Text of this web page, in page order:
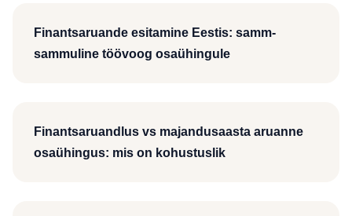
Finantsaruande esitamine Eestis: samm-
sammuline töövoog osaühingule
Finantsaruandlus vs majandusaasta aruanne
osaühingus: mis on kohustuslik